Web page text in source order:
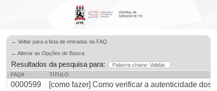
← Voltar para a lista de entradas da FAQ
← Alterar as Opções de Busca
Resultados da pesquisa para:
Palavra-chave: Validar.
FAQ#
TITULO
0000599 [como fazer] Como verificar a autenticidade dos